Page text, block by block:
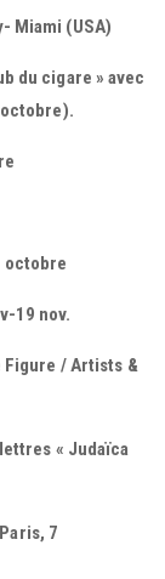
Miami (USA)
du cigare » avec
octobre
19 nov.
Figure / Artists &
« Judaïca
7